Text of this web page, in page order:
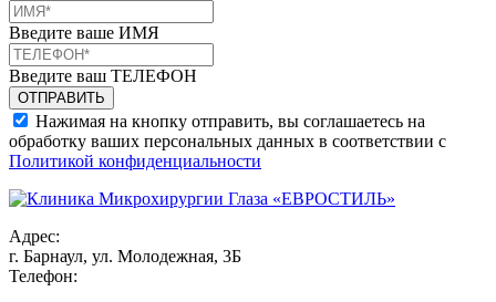
Введите ваше ИМЯ
Введите ваш ТЕЛЕФОН
Нажимая на кнопку отправить, вы соглашаетесь на
обработку ваших персональных данных в соответствии с
Политикой конфиденциальности
Адрес:
г. Барнаул, ул. Молодежная, 3Б
Телефон: